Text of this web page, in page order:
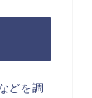
どを調